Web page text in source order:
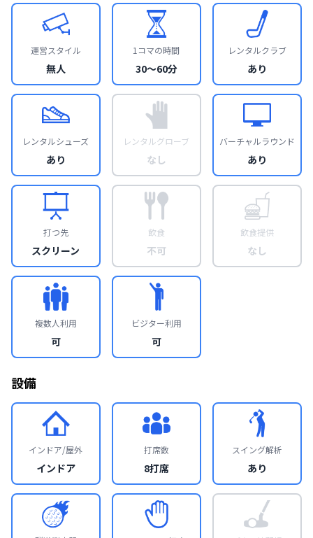
運営スタイル
無人
1コマの時間
30〜60分
レンタルクラブ
あり
レンタルシューズ
あり
レンタルグローブ
なし
バーチャルラウンド
あり
打つ先
スクリーン
飲食
不可
飲食提供
なし
複数人利用
可
ビジター利用
可
設備
インドア/屋外
インドア
打席数
8打席
スイング解析
あり